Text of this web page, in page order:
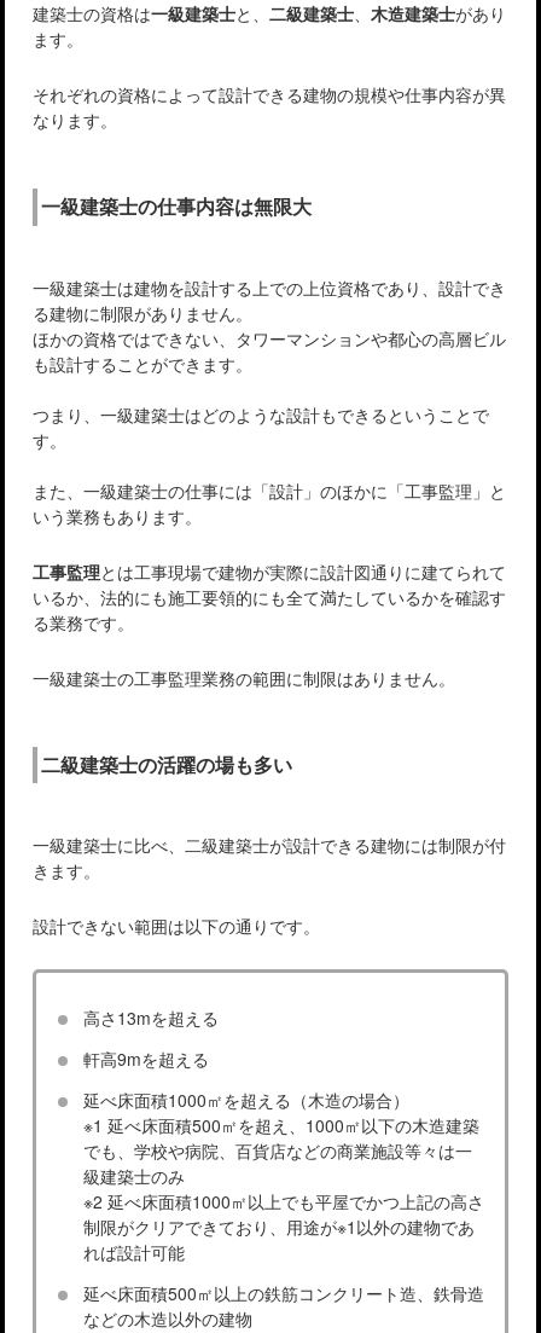
建築士の資格は一級建築士と、二級建築士、木造建築士があり
ます。
それぞれの資格によって設計できる建物の規模や仕事内容が異
なります。
一級建築士の仕事内容は無限大
一級建築士は建物を設計する上での上位資格であり、設計でき
る建物に制限がありません。
ほかの資格ではできない、タワーマンションや都心の高層ビル
も設計することができます。
つまり、一級建築士はどのような設計もできるということで
す。
また、一級建築士の仕事には「設計」のほかに「工事監理」と
いう業務もあります。
工事監理とは工事現場で建物が実際に設計図通りに建てられて
いるか、法的にも施工要領的にも全て満たしているかを確認す
る業務です。
一級建築士の工事監理業務の範囲に制限はありません。
二級建築士の活躍の場も多い
一級建築士に比べ、二級建築士が設計できる建物には制限が付
きます。
設計できない範囲は以下の通りです。
高さ13mを超える
軒高9mを超える
延べ床面積1000㎡を超える（木造の場合）
※1 延べ床面積500㎡を超え、1000㎡以下の木造建築
でも、学校や病院、百貨店などの商業施設等々は一
級建築士のみ
※2 延べ床面積1000㎡以上でも平屋でかつ上記の高さ
制限がクリアできており、用途が※1以外の建物であ
れば設計可能
延べ床面積500㎡以上の鉄筋コンクリート造、鉄骨造
などの木造以外の建物